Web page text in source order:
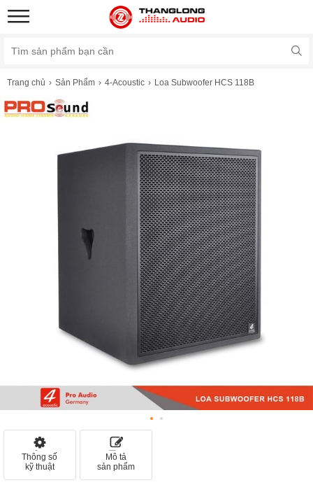
Trang chủ Sản Phẩm 4-Acoustic Loa Subwoofer HCS 118B
Thông số
kỹ thuật
Mô tả
sản phẩm